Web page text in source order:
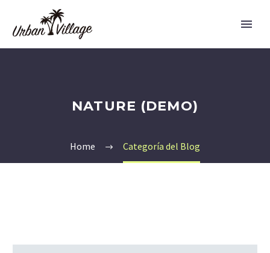
NATURE (DEMO)
Home Categoría del Blog